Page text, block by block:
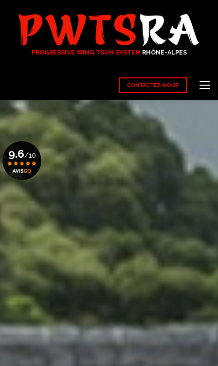
contenu
principal
PROGRESSIVE WING TSUN SYSTEM RHÔNE-ALPES
CONTACTEZ-NOUS
9.6/10